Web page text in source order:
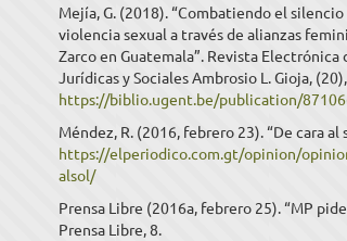
Mejía, G. (2018). “Combatiendo el
violencia sexual a través de alianzas
Zarco en Guatemala”. Revista
Jurídicas y Sociales Ambrosio L. Gioja,
https://biblio.ugent.be/publication/
Méndez, R. (2016, febrero 23). “De cara al
https://elperiodico.com.gt/opinion/
alsol/
Prensa Libre (2016a, febrero 25). “MP
Prensa Libre, 8.